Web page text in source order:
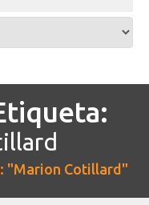
"Marion Cotillard"